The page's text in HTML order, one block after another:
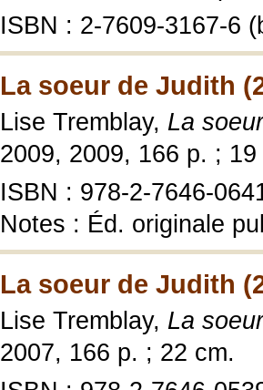
ISBN : 2-7609-3167-6
La soeur de Judith
Lise Tremblay, La
2009, 2009, 166 p. ; 19
ISBN : 978-2-7646-
Notes : Éd. originale
La soeur de Judith
Lise Tremblay, La
2007, 166 p. ; 22 cm.